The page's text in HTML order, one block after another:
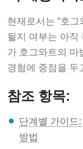
현재로서는 “호
될지 여부는 아직
가 호그와트의 마
경험에 중점을 두
참조 항목:
단계별 가이드
방법